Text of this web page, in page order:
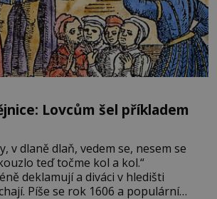
Lovcům šel příkladem
v dlaně dlaň, vedem se, nesem se
teď točme kol a kol.“
deklamují a diváci v hledišti
Píše se rok 1606 a populární